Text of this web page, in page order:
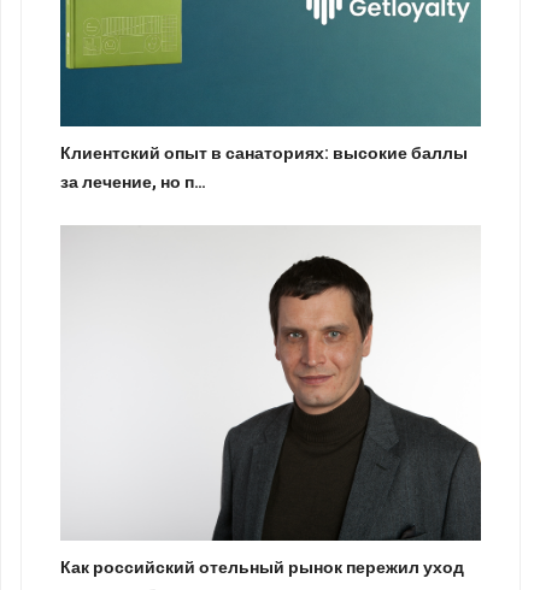
Клиентский опыт в санаториях: высокие баллы
за лечение, но п…
Как российский отельный рынок пережил уход